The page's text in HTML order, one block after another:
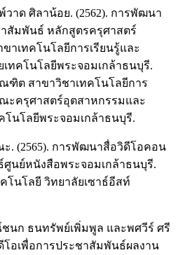
าด ศิลาน้อย. (2562). การพัฒนา
สัมพันธ์ หลักสูตรครุศาสตร์
เทคโนโลยีการเรียนรู้และ
ทคโนโลยีพระจอมเกล้าธนบุรี.
ต สาขาวิชาเทคโนโลยีการ
ะครุศาสตร์อุตสาหกรรมและ
โนโลยีพระจอมเกล้าธนบุรี.
. (2565). การพัฒนาสื่อวิดีโอคอน
นย์หนังสือพระจอมเกล้าธนบุรี.
โนโลยี วิทยาลัยเซาธ์อีสท์
นก ธนทรัพย์เพิ่มพูล และพศวีร์ ศรี
โอเพื่อการประชาสัมพันธ์ผลงาน